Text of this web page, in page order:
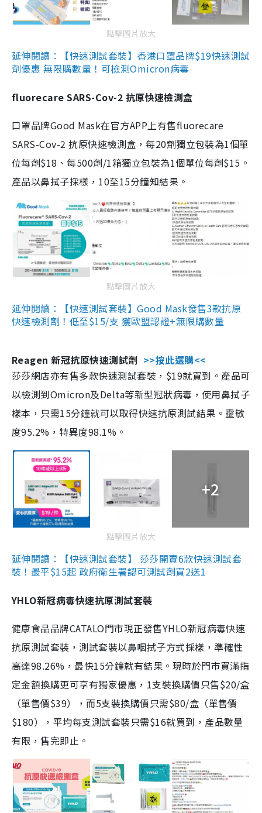
點擊圖片放大
延伸閱讀：【快速測試套裝】香港口罩品牌$19快速測試
劑優惠 無限購數量！可檢測Omicron病毒
fluorecare SARS-Cov-2 抗原快速檢測盒
口罩品牌Good Mask在官方APP上有售fluorecare
SARS-Cov-2 抗原快速檢測盒，每20劑獨立包裝為1個單
位每劑$18、每500劑/1箱獨立包裝為1個單位每劑$15。
產品以鼻拭子採樣，10至15分鐘知結果。
點擊圖片放大
延伸閱讀：【快速測試套裝】Good Mask發售3款抗原
快速檢測劑！低至$15/支 獲歐盟認證+無限購數量
Reagen 新冠抗原快速測試劑 >>按此選購<<
莎莎網店亦有售多款快速測試套裝，$19就買到。產品可
以檢測到Omicron及Delta等新型冠狀病毒，使用鼻拭子
樣本，只需15分鐘就可以取得快速抗原測試結果。靈敏
度95.2%，特異度98.1%。
+2
點擊圖片放大
延伸閱讀：【快速測試套裝】 莎莎開賣6款快速測試套
裝！最平$15起 政府衛生署認可測試劑買2送1
YHLO新冠病毒快速抗原測試套裝
健康食品品牌CATALO門市現正發售YHLO新冠病毒快速
抗原測試套裝，測試套裝以鼻咽拭子方式採樣，準確性
高達98.26%，最快15分鐘就有結果。現時於門市買滿指
定金額換購更可享有獨家優惠，1支裝換購價只售$20/盒
（單售價$39），而5支裝換購價只需$80/盒（單售價
$180），平均每支測試套裝只需$16就買到，產品數量
有限，售完即止。